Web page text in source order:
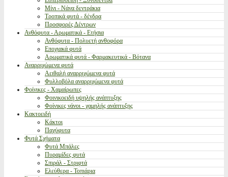
Μίνι - Νάνα δεντράκια
Τροπικά φυτά - δένδρα
Προσφορές Δέντρων
Ανθόφυτα - Αρωματικά - Ετήσια
Ανθόφυτα - Πολυετή ανθοφόρα
Εποχιακά φυτά
Αρωματικά φυτά - Φαρμακευτικά - Βότανα
Αναρριχώμενα φυτά
Αειθαλή αναρριχώμενα φυτά
Φυλλοβόλα αναρριχώμενα φυτά
Φοίνικες - Χαμαίρωπες
Φοινικοειδή υψηλής ανάπτυξης
Φοίνικες νάνοι - χαμηλής ανάπτυξης
Κακτοειδή
Κάκτοι
Παχύφυτα
Φυτά Σχήματα
Φυτά Μπάλες
Πυραμίδες φυτά
Σπιράλ - Στριφτά
Ελεύθερα - Τοπιάρια